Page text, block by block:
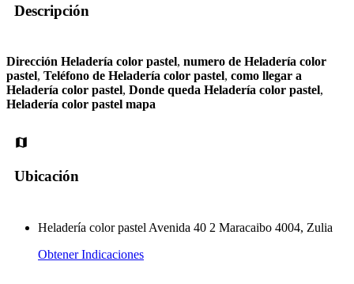
Descripción
Dirección Heladería color pastel, numero de Heladería color
pastel, Teléfono de Heladería color pastel, como llegar a
Heladería color pastel, Donde queda Heladería color pastel,
Heladería color pastel mapa
Ubicación
Heladería color pastel Avenida 40 2 Maracaibo 4004, Zulia
Obtener Indicaciones